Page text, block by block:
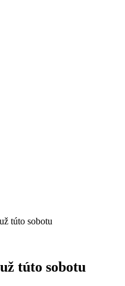
túto sobotu
túto sobotu